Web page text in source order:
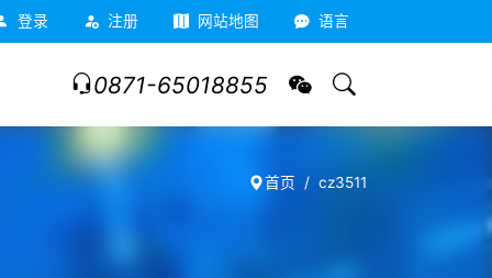
登录 注册 网站地图 语言
0871-65018855
首页 cz3511